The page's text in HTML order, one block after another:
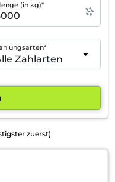
(in kg)*
zuerst)